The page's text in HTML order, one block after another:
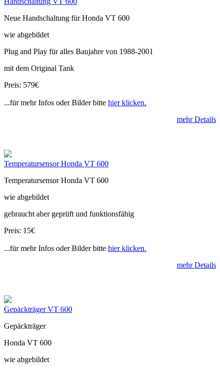
Neue Handschaltung für Honda VT 600
wie abgebildet
Plug and Play für alles Baujahre von 1988-2001
mit dem Original Tank
Preis: 579€
...für mehr Infos oder Bilder bitte hier klicken.
mehr Details
Temperatursensor Honda VT 600
Temperatursensor Honda VT 600
wie abgebildet
gebraucht aber geprüft und funktionsfähig
Preis: 15€
...für mehr Infos oder Bilder bitte hier klicken.
mehr Details
Gepäckträger VT 600
Gepäckträger
Honda VT 600
wie abgebildet